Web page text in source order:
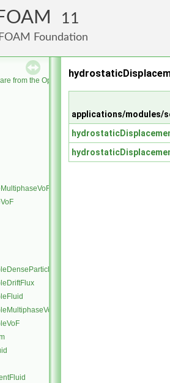
11
Foundation
from the OpenFOAM Foundation
applications/modules/